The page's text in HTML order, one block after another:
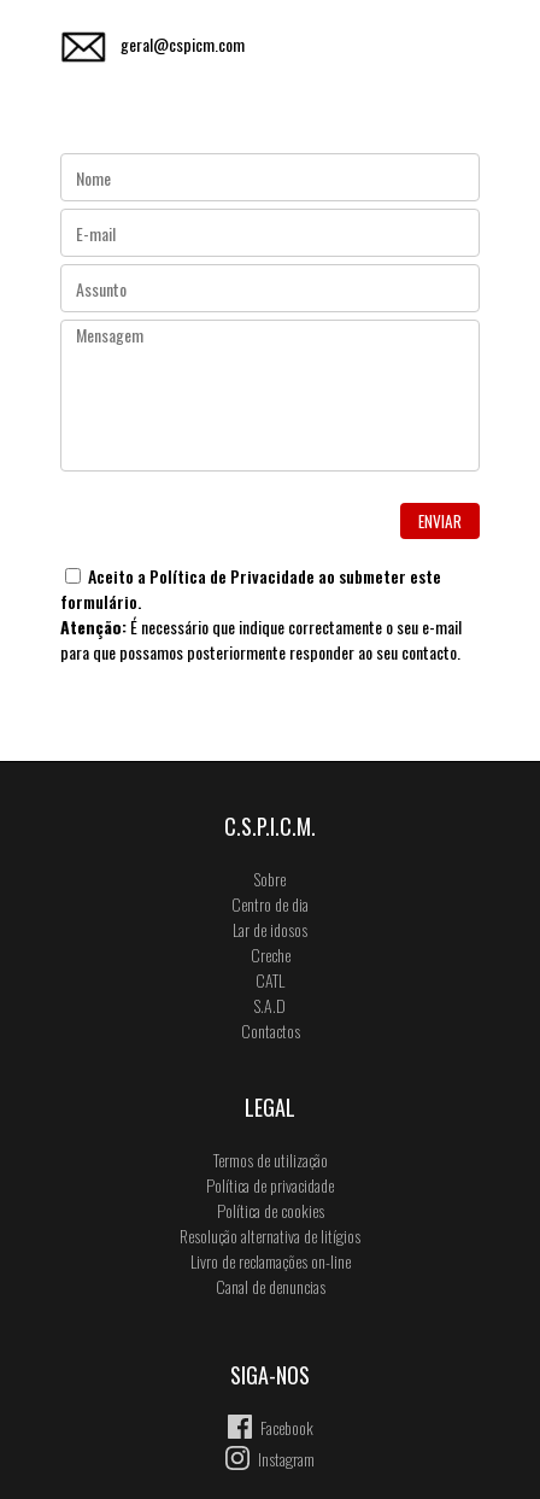
geral@cspicm.com
Aceito a Política de Privacidade ao submeter este
formulário.
Atenção:É necessário que indique correctamente o seu e-mail
para que possamos posteriormente responder ao seu contacto.
C.S.P.I.C.M.
Sobre
Centro de dia
Lar de idosos
Creche
CATL
S.A.D
Contactos
LEGAL
Termos de utilização
Política de privacidade
Política de cookies
Resolução alternativa de litígios
Livro de reclamações on-line
Canal de denuncias
SIGA-NOS
Facebook
Instagram